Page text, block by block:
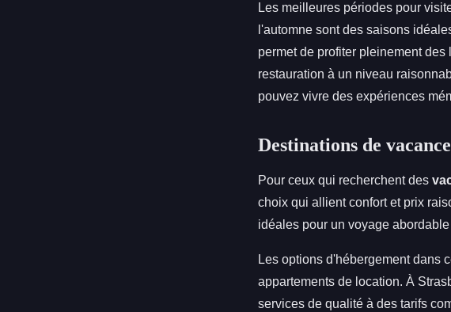
Les meilleures périodes pour
l'automne sont des saisons
permet de profiter pleinement
restauration à un niveau
pouvez vivre des expériences
Destinations de
Pour ceux qui recherchent des
choix qui allient confort et prix
idéales pour un voyage
Les options d'hébergement dans
appartements de location. À
services de qualité à des tarifs